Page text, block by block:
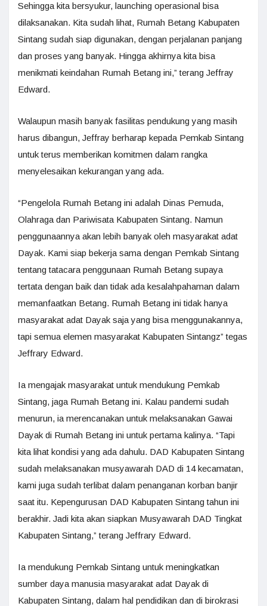
Sehingga kita bersyukur, launching operasional bisa
dilaksanakan. Kita sudah lihat, Rumah Betang Kabupaten
Sintang sudah siap digunakan, dengan perjalanan panjang
dan proses yang banyak. Hingga akhirnya kita bisa
menikmati keindahan Rumah Betang ini,” terang Jeffray
Edward.
Walaupun masih banyak fasilitas pendukung yang masih
harus dibangun, Jeffray berharap kepada Pemkab Sintang
untuk terus memberikan komitmen dalam rangka
menyelesaikan kekurangan yang ada.
“Pengelola Rumah Betang ini adalah Dinas Pemuda,
Olahraga dan Pariwisata Kabupaten Sintang. Namun
penggunaannya akan lebih banyak oleh masyarakat adat
Dayak. Kami siap bekerja sama dengan Pemkab Sintang
tentang tatacara penggunaan Rumah Betang supaya
tertata dengan baik dan tidak ada kesalahpahaman dalam
memanfaatkan Betang. Rumah Betang ini tidak hanya
masyarakat adat Dayak saja yang bisa menggunakannya,
tapi semua elemen masyarakat Kabupaten Sintangz” tegas
Jeffrary Edward.
Ia mengajak masyarakat untuk mendukung Pemkab
Sintang, jaga Rumah Betang ini. Kalau pandemi sudah
menurun, ia merencanakan untuk melaksanakan Gawai
Dayak di Rumah Betang ini untuk pertama kalinya. “Tapi
kita lihat kondisi yang ada dahulu. DAD Kabupaten Sintang
sudah melaksanakan musyawarah DAD di 14 kecamatan,
kami juga sudah terlibat dalam penanganan korban banjir
saat itu. Kepengurusan DAD Kabupaten Sintang tahun ini
berakhir. Jadi kita akan siapkan Musyawarah DAD Tingkat
Kabupaten Sintang,” terang Jeffrary Edward.
Ia mendukung Pemkab Sintang untuk meningkatkan
sumber daya manusia masyarakat adat Dayak di
Kabupaten Sintang, dalam hal pendidikan dan di birokrasi